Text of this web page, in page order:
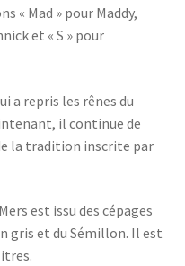
« Mad » pour Maddy,
et « S » pour
a repris les rênes du
il continue de
la tradition inscrite par
est issu des cépages
gris et du Sémillon. Il est